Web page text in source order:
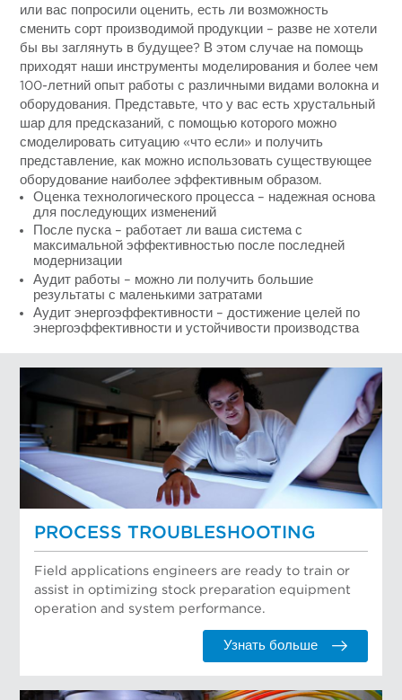
или вас попросили оценить, есть ли возможность
сменить сорт производимой продукции – разве не хотели
бы вы заглянуть в будущее? В этом случае на помощь
приходят наши инструменты моделирования и более чем
100-летний опыт работы с различными видами волокна и
оборудования. Представьте, что у вас есть хрустальный
шар для предсказаний, с помощью которого можно
смоделировать ситуацию «что если» и получить
представление, как можно использовать существующее
оборудование наиболее эффективным образом.
Оценка технологического процесса – надежная основа
для последующих изменений
После пуска – работает ли ваша система с
максимальной эффективностью после последней
модернизации
Аудит работы – можно ли получить большие
результаты с маленькими затратами
Аудит энергоэффективности – достижение целей по
энергоэффективности и устойчивости производства
PROCESS TROUBLESHOOTING
Field applications engineers are ready to train or
assist in optimizing stock preparation equipment
operation and system performance.
Узнать больше